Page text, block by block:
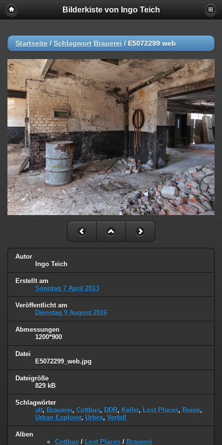
Bilderkiste von Ingo Teich
Startseite / Schlagwort Brauerei / E5072299 web
Autor
Ingo Teich
Erstellt am
Sonntag 7 April 2013
Veröffentlicht am
Dienstag 9 August 2016
Abmessungen
1200*900
Datei
E5072299_web.jpg
Dateigröße
829 kB
Schlagwörter
alt, Brauerei, Cottbus, DDR, Keller, Lost Places, Ruine,
Urban Explorer, Urbex, Verfall
Alben
Cottbus / Lost Places / Brauerei